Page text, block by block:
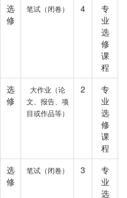
选
修
笔试（闭卷） 4
专
业
选
修
课
程
选
修
大作业（论
文、报告、项
目或作品等）
2
专
业
选
修
课
程
选
修
笔试（闭卷） 3
专
业
选